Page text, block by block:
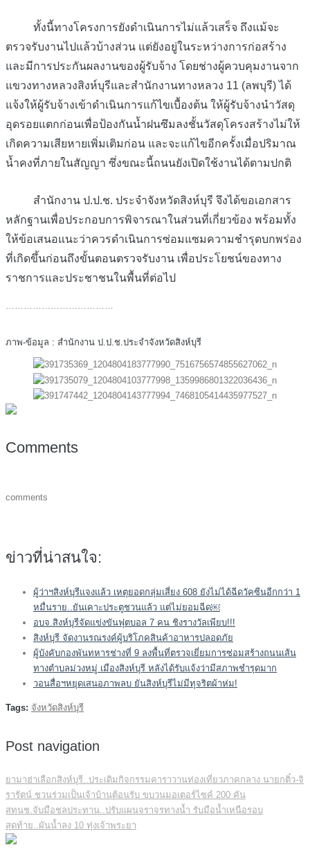
ทั้งนี้ทางโครงการยังดำเนินการไม่แล้วเสร็จ ถึงแม้จะ
ตรวจรับงานไปแล้วบ้างส่วน แต่ยังอยู่ในระหว่างการก่อสร้าง
และมีการประกันผลงานของผู้รับจ้าง โดยช่างผู้ควบคุมงานจาก
แขวงทางหลวงสิงห์บุรีและสำนักงานทางหลวง 11 (ลพบุรี) ได้
แจ้งให้ผู้รับจ้างเข้าดำเนินการแก้ไขเบื้องต้น ให้ผู้รับจ้างนำวัสดุ
อุดรอยแตกก่อนเพื่อป้องกันน้ำฝนซึมลงชั้นวัสดุโครงสร้างไม่ให้
เกิดความเสียหายเพิ่มเติมก่อน และจะแก้ไขอีกครั้งเมื่อปริมาณ
น้ำคงที่ภายในสัญญา ซึ่งขณะนี้ถนนยังเปิดใช้งานได้ตามปกติ
สำนักงาน ป.ป.ช. ประจำจังหวัดสิงห์บุรี จึงได้ขอเอกสาร
หลักฐานเพื่อประกอบการพิจารณาในส่วนที่เกี่ยวข้อง พร้อมทั้ง
ให้ข้อเสนอแนะว่าควรดำเนินการซ่อมแซมความชำรุดบกพร่อง
ที่เกิดขึ้นก่อนถึงขั้นตอนตรวจรับงาน เพื่อประโยชน์ของทาง
ราชการและประชาชนในพื้นที่ต่อไป
………………………………
ภาพ-ข้อมูล : สำนักงาน ป.ป.ช.ประจำจังหวัดสิงห์บุรี
Comments
comments
ข่าวที่น่าสนใจ:
ผู้ว่าฯสิงห์บุรีแจงแล้ว เหตุยอดกลุ่มเสี่ยง 608 ยังไม่ได้ฉีดวัคซีนอีกกว่า 1
หมื่นราย..ยันเคาะประตูชวนแล้ว แต่ไม่ยอมฉีด￼
อบจ.สิงห์บุรีจัดแข่งขันฟุตบอล 7 คน ชิงรางวัลเพียบ!!!
สิงห์บุรี จัดงานรณรงค์ผู้บริโภคสินค้าอาหารปลอดภัย
ผู้บังคับกองพันทหารช่างที่ 9 ลงพื้นที่ตรวจเยี่ยมการซ่อมสร้างถนนเส้น
ทางตำบลม่วงหมู่ เมืองสิงห์บุรี หลังได้รับแจ้งว่ามีสภาพชำรุดมาก
วอนสื่อฯหยุดเสนอภาพลบ ยันสิงห์บุรีไม่มีทุจริตผ้าห่ม!
Tags: จังหวัดสิงห์บุรี
Post navigation
ยามาฮ่าเลือกสิงห์บุรี..ประเดิมกิจกรรมคาราวานท่องเที่ยวภาคกลาง นายกติ๋ว-จิ
รารัตน์ ชวนร่วมเป็นเจ้าบ้านต้อนรับ ขบวนมอเตอร์ไซค์ 200 คัน
สทนช.จับมือชลประทาน..ปรับแผนจราจรทางน้ำ รับมือน้ำเหนือรอบ
สุดท้าย..ผันน้ำลง 10 ทุ่งเจ้าพระยา